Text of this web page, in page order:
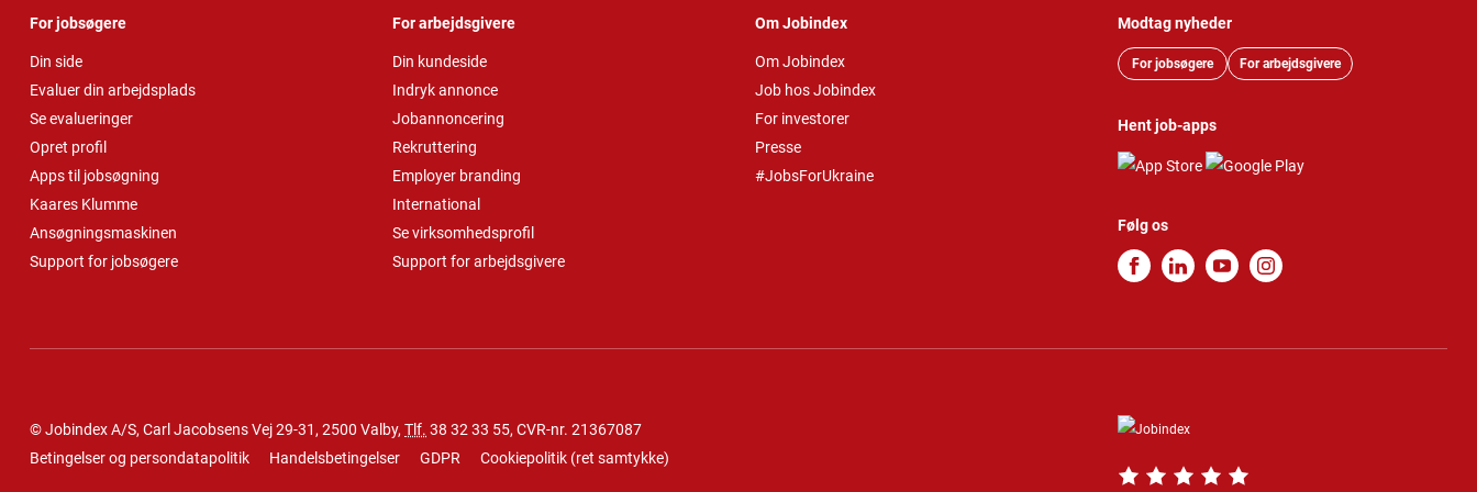
For jobsøgere
Din side
Evaluer din arbejdsplads
Se evalueringer
Opret profil
Apps til jobsøgning
Kaares Klumme
Ansøgningsmaskinen
Support for jobsøgere
For arbejdsgivere
Din kundeside
Indryk annonce
Jobannoncering
Rekruttering
Employer branding
International
Se virksomhedsprofil
Support for arbejdsgivere
Om Jobindex
Om Jobindex
Job hos Jobindex
For investorer
Presse
#JobsForUkraine
Modtag nyheder
For jobsøgere For arbejdsgivere
Hent job-apps
Følg os
© Jobindex A/S, Carl Jacobsens Vej 29-31, 2500 Valby, Tlf. 38 32 33 55, CVR-nr. 21367087
Betingelser og persondatapolitik
Handelsbetingelser GDPR Cookiepolitik (ret samtykke)